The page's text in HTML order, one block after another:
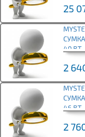
25
40 ВТ
2
46 ВТ
2